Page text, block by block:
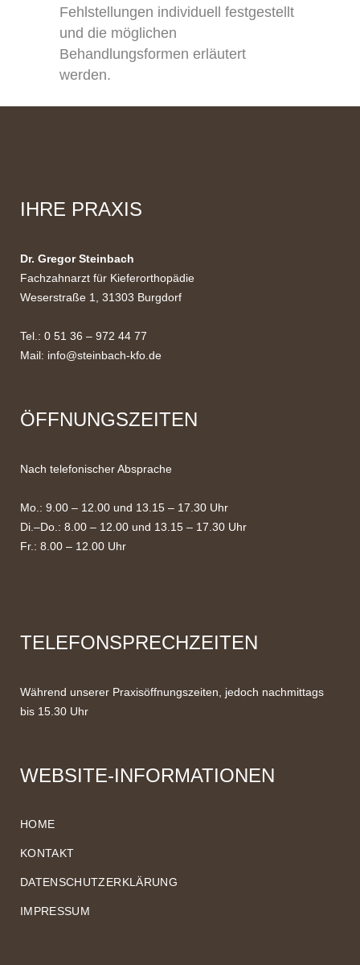
Fehlstellungen individuell festgestellt
und die möglichen
Behandlungsformen erläutert
werden.
IHRE PRAXIS
Dr. Gregor Steinbach
Fachzahnarzt für Kieferorthopädie
Weserstraße 1, 31303 Burgdorf
Tel.: 0 51 36 – 972 44 77
Mail: info@steinbach-kfo.de
ÖFFNUNGSZEITEN
Nach telefonischer Absprache
Mo.: 9.00 – 12.00 und 13.15 – 17.30 Uhr
Di.–Do.: 8.00 – 12.00 und 13.15 – 17.30 Uhr
Fr.: 8.00 – 12.00 Uhr
TELEFONSPRECHZEITEN
Während unserer Praxisöffnungszeiten, jedoch nachmittags
bis 15.30 Uhr
WEBSITE-INFORMATIONEN
HOME
KONTAKT
DATENSCHUTZERKLÄRUNG
IMPRESSUM